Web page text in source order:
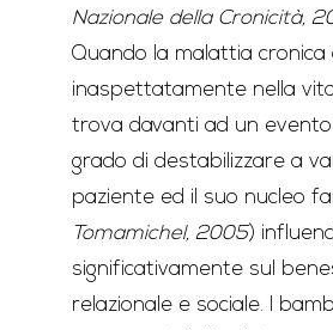
Nazionale della Cronicità,
Quando la malattia cronica
inaspettatamente nella
trova davanti ad un
grado di destabilizzare a
paziente ed il suo nucleo
Tomamichel, 2005)
significativamente sul
relazionale e sociale. I